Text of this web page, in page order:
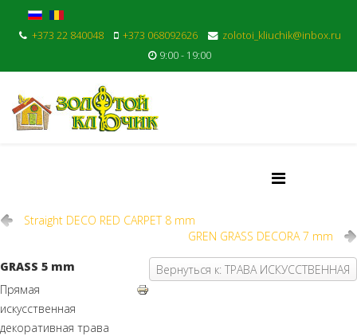
+373 22 840048 +373 068092626
zolotoi_kliuchik@inbox.ru
9:00 - 19:00
Straight DECO RED CARPET 8 mm
GREN GRASS DECORA 7 mm
Вернуться к: ТРАВА ИСКУССТВЕННАЯ
GRASS 5 mm
Прямая
искусственная
декоративная трава